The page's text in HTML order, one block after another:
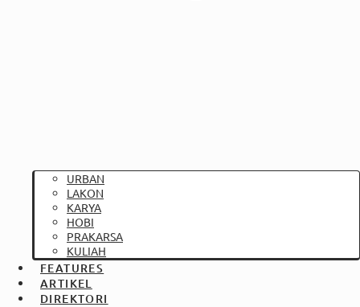
URBAN
LAKON
KARYA
HOBI
PRAKARSA
KULIAH
FEATURES
ARTIKEL
DIREKTORI